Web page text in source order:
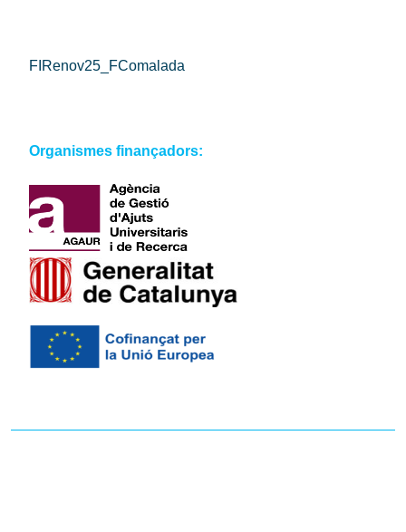
FIRenov25_FComalada
Organismes finançadors: